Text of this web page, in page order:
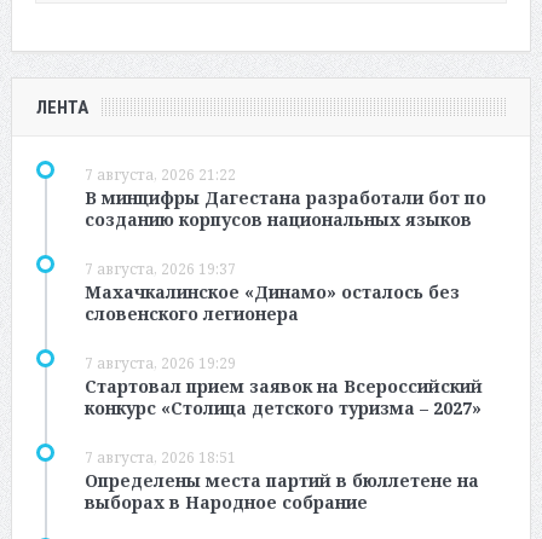
ЛЕНТА
7 августа, 2026 21:22
В минцифры Дагестана разработали бот по
созданию корпусов национальных языков
7 августа, 2026 19:37
Махачкалинское «Динамо» осталось без
словенского легионера
7 августа, 2026 19:29
Стартовал прием заявок на Всероссийский
конкурс «Столица детского туризма – 2027»
7 августа, 2026 18:51
Определены места партий в бюллетене на
выборах в Народное собрание